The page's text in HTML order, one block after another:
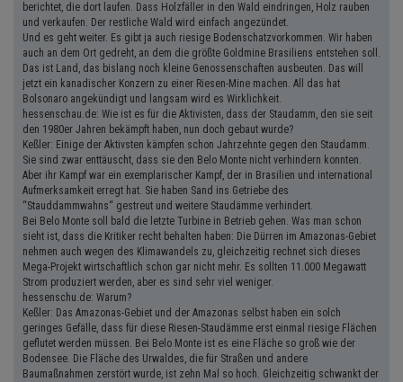
berichtet, die dort laufen. Dass Holzfäller in den Wald eindringen, Holz rauben
und verkaufen. Der restliche Wald wird einfach angezündet.
Und es geht weiter. Es gibt ja auch riesige Bodenschatzvorkommen. Wir haben
auch an dem Ort gedreht, an dem die größte Goldmine Brasiliens entstehen soll.
Das ist Land, das bislang noch kleine Genossenschaften ausbeuten. Das will
jetzt ein kanadischer Konzern zu einer Riesen-Mine machen. All das hat
Bolsonaro angekündigt und langsam wird es Wirklichkeit.
hessenschau.de: Wie ist es für die Aktivisten, dass der Staudamm, den sie seit
den 1980er Jahren bekämpft haben, nun doch gebaut wurde?
Keßler: Einige der Aktivsten kämpfen schon Jahrzehnte gegen den Staudamm.
Sie sind zwar enttäuscht, dass sie den Belo Monte nicht verhindern konnten.
Aber ihr Kampf war ein exemplarischer Kampf, der in Brasilien und international
Aufmerksamkeit erregt hat. Sie haben Sand ins Getriebe des
“Stauddammwahns“ gestreut und weitere Staudämme verhindert.
Bei Belo Monte soll bald die letzte Turbine in Betrieb gehen. Was man schon
sieht ist, dass die Kritiker recht behalten haben: Die Dürren im Amazonas-Gebiet
nehmen auch wegen des Klimawandels zu, gleichzeitig rechnet sich dieses
Mega-Projekt wirtschaftlich schon gar nicht mehr. Es sollten 11.000 Megawatt
Strom produziert werden, aber es sind sehr viel weniger.
hessenschu.de: Warum?
Keßler: Das Amazonas-Gebiet und der Amazonas selbst haben ein solch
geringes Gefälle, dass für diese Riesen-Staudämme erst einmal riesige Flächen
geflutet werden müssen. Bei Belo Monte ist es eine Fläche so groß wie der
Bodensee. Die Fläche des Urwaldes, die für Straßen und andere
Baumaßnahmen zerstört wurde, ist zehn Mal so hoch. Gleichzeitig schwankt der